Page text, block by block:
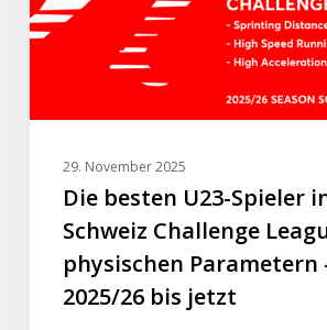
Schweiz
Challenge
Parametern
Saison
2025/26
29. November 2025
Die besten U23-Spieler
Schweiz Challenge
physischen Parametern
2025/26 bis jetzt